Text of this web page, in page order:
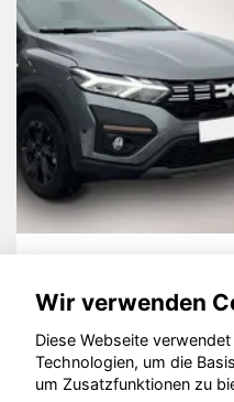
©
Wir verwenden
Diese Webseite
Technologien, um die
um Zusatzfunktionen zu